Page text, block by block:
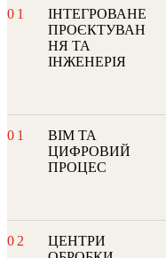
01
ІНТЕГРОВАНЕ
ПРОЄКТУВАН
НЯ ТА
ІНЖЕНЕРІЯ
01
BIM ТА
ЦИФРОВИЙ
ПРОЦЕС
02
ЦЕНТРИ